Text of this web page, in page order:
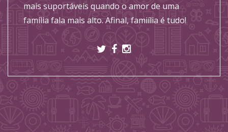
mais suportáveis quando o amor de uma
família fala mais alto. Afinal, famiília é tudo!